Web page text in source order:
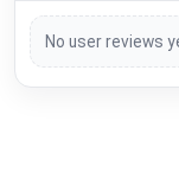
No user reviews